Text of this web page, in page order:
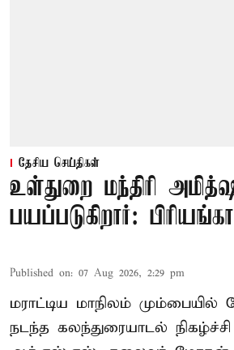
தேசிய செய்திகள்
உள்துறை மந்திரி
பயப்படுகிறார்:
Published on: 07 Aug 2026, 2:29 pm
மராட்டிய மாநிலம் மும்பையில்
நடந்த கலந்துரையாடல்